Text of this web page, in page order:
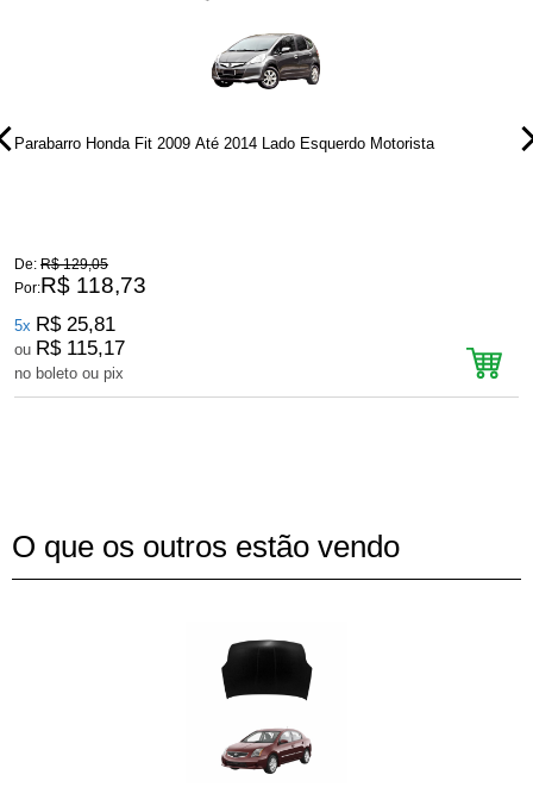
Parabarro Honda Fit 2009 Até 2014 Lado Esquerdo Motorista
De: R$ 129,05
Por:R$ 118,73
5x R$ 25,81
ou R$ 115,17
no boleto ou pix
O que os outros estão vendo